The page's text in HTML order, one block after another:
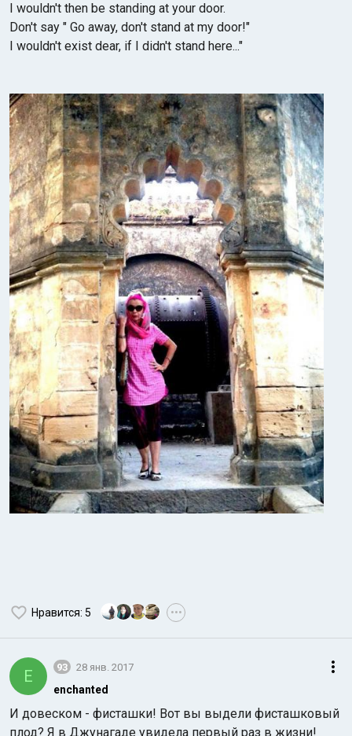
I wouldn't then be standing at your door.
Don't say " Go away, don't stand at my door!"
I wouldn't exist dear, if I didn't stand here..."
Нравится: 5 •••
E 93 28 янв. 2017
enchanted
И довеском - фисташки! Вот вы выдели фисташковый
плод? Я в Джунагаде увидела первый раз в жизни!